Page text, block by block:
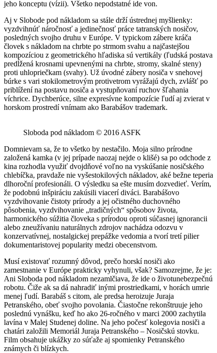
jeho konceptu (vízii). Všetko nepodstatné ide von.
Aj v Slobode pod nákladom sa stále drží ústrednej myšlienky:
vyzdvihnúť náročnosť a jedinečnosť práce tatranských nosičov,
posledných svojho druhu v Európe. V typickom zábere kráča
človek s nákladom na chrbte po strmom svahu a najčastejšou
kompozíciou z geometrického hľadiska sú vertikály (ľudská postava
predĺžená krosnami upevnenými na chrbte, stromy, skalné steny)
proti uhlopriečkam (svahy). Už úvodné zábery nosiča v snehovej
búrke s vari stokilometrovým protivetrom vyrážajú dych, zvlášť po
priblížení na postavu nosiča a vystupňovaní ruchov šľahania
víchrice. Dychberúce, silne expresívne kompozície ľudí aj zvierat v
horskom prostredí vnímam ako Barabášov trademark.
Sloboda pod nákladom © 2016 ASFK
Domnievam sa, že to všetko by nestačilo. Moja silno prírodne
založená kamka (v jej prípade naozaj nejde o klišé) sa po odchode z
kina rozhodla využiť dvojdňové voľno na vyskúšanie nosičského
chlebíčka, pravdaže nie vyšestokilových nákladov, aké bežne teperia
dlhoroční profesionáli. O výsledku sa ešte musím dozvedieť. Verím,
že podobnú inšpiráciu zakúsili viacerí diváci. Barabášovo
vyzdvihovanie čistoty prírody a jej očistného duchovného
pôsobenia, vyzdvihovanie „tradičných“ spôsobov života,
harmonického súžitia človeka s prírodou oproti súčasnej ignorancii
alebo zneužívaniu naturálnych zdrojov nachádza odozvu v
konzervatívnej, nostalgickej prepážke vedomia a tvorí tretí pilier
dokumentaristovej popularity medzi obecenstvom.
Musí existovať rozumný dôvod, prečo horskí nosiči ako
zamestnanie v Európe prakticky vyhynuli, však? Samozrejme, že je:
Ani Sloboda pod nákladom nezamlčiava, že ide o životunebezpečnú
robotu. Čiže ak sa dá nahradiť inými prostriedkami, v horách umrie
menej ľudí. Barabáš s citom, ale predsa heroizuje Juraja
Petranského, obeť svojho povolania. Čiastočne rekonštruuje jeho
poslednú vynášku, keď ho ako 26-ročného v marci 2000 zachytila
lavína v Malej Studenej doline. Na jeho počesť kolegovia nosiči a
chatári založili Memoriál Juraja Petranského – Nosičskú stovku.
Film obsahuje ukážky zo súťaže aj spomienky Petranského
známych či blízkych.